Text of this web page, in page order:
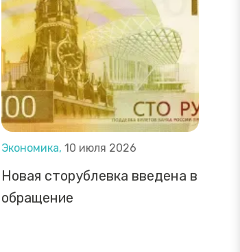
Экономика, 10 июля 2026
Новая сторублевка введена в
обращение